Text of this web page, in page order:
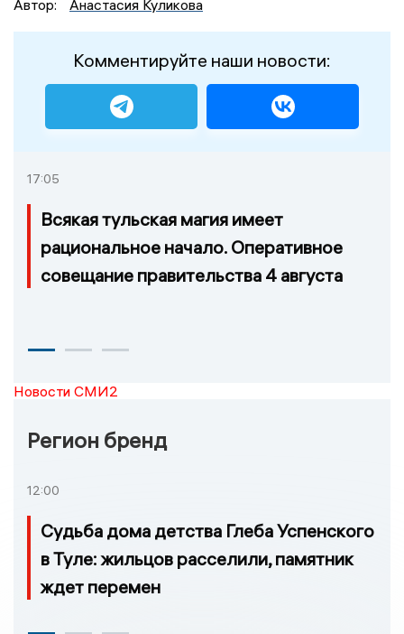
Автор:
Анастасия Куликова
Комментируйте наши новости:
17:05
Всякая тульская магия имеет
рациональное начало. Оперативное
совещание правительства 4 августа
Новости СМИ2
Регион бренд
12:00
Судьба дома детства Глеба Успенского
в Туле: жильцов расселили, памятник
ждет перемен